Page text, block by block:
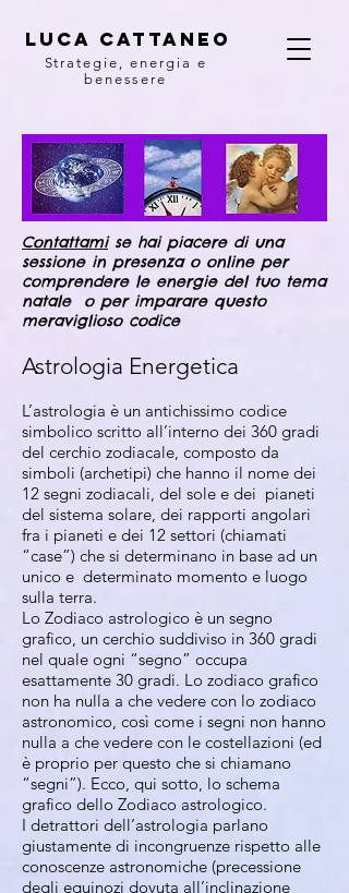
Luca Cattaneo
Strategie, energia e
benessere
Astrologia Energetica
L’astrologia è un antichissimo codice
simbolico scritto all’interno dei 360 gradi
del cerchio zodiacale, composto da
simboli (archetipi) che hanno il nome dei
12 segni zodiacali, del sole e dei pianeti
del sistema solare, dei rapporti angolari
fra i pianeti e dei 12 settori (chiamati
“case”) che si determinano in base ad un
unico e determinato momento e luogo
sulla terra.
Lo Zodiaco astrologico è un segno
grafico, un cerchio suddiviso in 360 gradi
nel quale ogni “segno” occupa
esattamente 30 gradi. Lo zodiaco grafico
non ha nulla a che vedere con lo zodiaco
astronomico, così come i segni non hanno
nulla a che vedere con le costellazioni (ed
è proprio per questo che si chiamano
“segni”). Ecco, qui sotto, lo schema
grafico dello Zodiaco astrologico.
I detrattori dell’astrologia parlano
giustamente di incongruenze rispetto alle
conoscenze astronomiche (precessione
degli equinozi dovuta all’inclinazione
Contattamise hai piacere di una
sessione in presenza o online per
comprendere le energie del tuo tema
natale o per imparare questo
meraviglioso codice